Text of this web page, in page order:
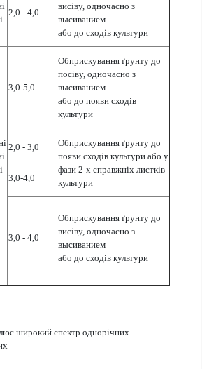
2,0 - 4,0
висіву, одночасно з
высиванием
або до сходів культури
3,0-5,0
Обприскування ґрунту до
посіву, одночасно з
высиванием
або до появи сходів
культури
2,0 - 3,0
Обприскування ґрунту до
появи сходів культури або у
фази 2-х справжніх листків
культури
3,0-4,0
3,0 - 4,0
Обприскування ґрунту до
висіву, одночасно з
высиванием
або до сходів культури
широкий спектр однорічних